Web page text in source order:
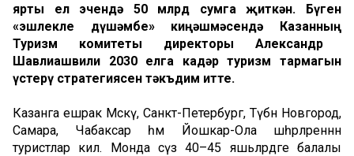
ярты ел эчендә 50 млрд сумга җиткән. Бүген
«эшлекле дүшәмбе» киңәшмәсендә Казанның
Туризм комитеты директоры Александр
Шавлиашвили 2030 елга кадәр туризм тармагын
үстерү стратегиясен тәкъдим итте.
Казанга ешрак Мәскәү, Санкт-Петербург, Түбән Новгород,
Самара, Чабаксар һәм Йошкар-Ола шәһәрләреннән
туристлар килә. Монда сүз 40–45 яшьләрдәге балалы